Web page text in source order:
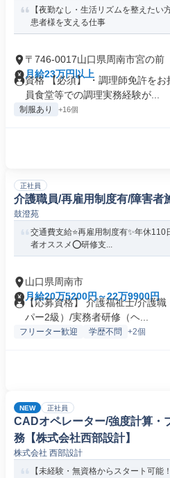
【夜勤なし・生活リズムを整えた
患者様を支える仕事
〒746-0017山口県周南市宮の前
月給23万円以上
資格 【必須】 ・調理師免許を
員食堂等での調理実務経験が...
制服あり +16個
正社員
介護職員/再雇用制度有/障害者
鼓澄苑
交通費支給⭐️再雇用制度有✨年休110
者オススメ⭕️研修支...
山口県周南市
月給20万5200円～22万9900円
【応募資格】 介護福祉士/介護
パー2級）/実務者研修（ヘ...
フリーター歓迎 学歴不問 +2個
NEW 正社員
CADオペレーター/強度計算・
務【株式会社西部設計】
株式会社 西部設計
【未経験・無資格からスタート可能